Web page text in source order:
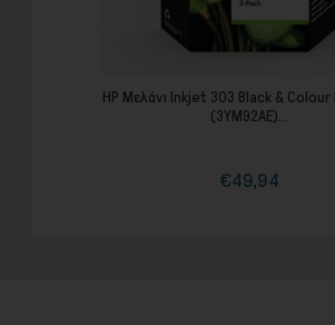
HP Μελάνι Inkjet 303 Black &
(3YM92AE)...
Τιμή
€49,94
Κανονική